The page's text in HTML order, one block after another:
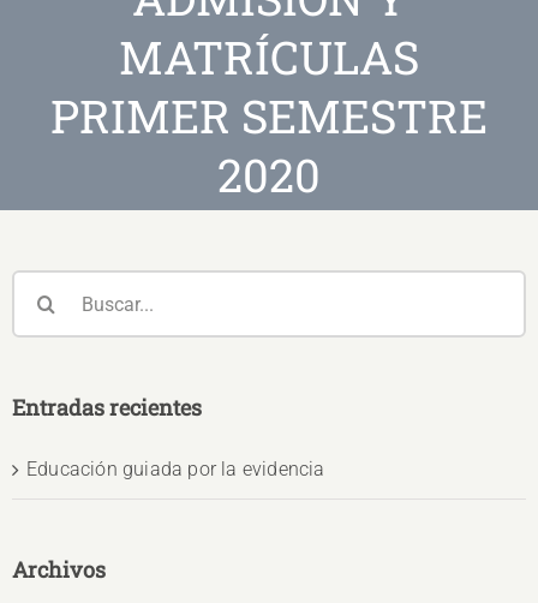
MATRÍCULAS
PRIMER SEMESTRE
2020
Entradas recientes
Educación guiada por la evidencia
Archivos